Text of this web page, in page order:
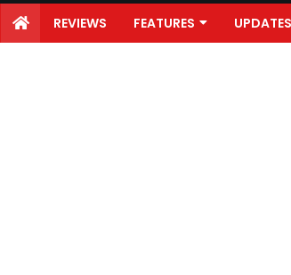
REVIEWS FEATURES UPDATES